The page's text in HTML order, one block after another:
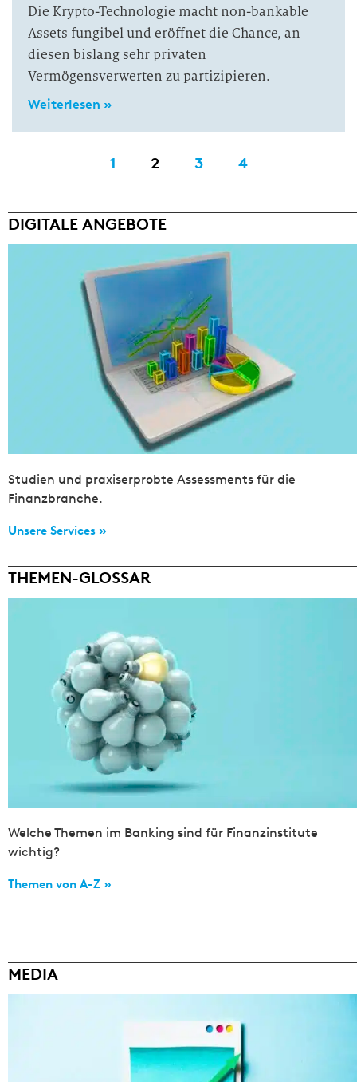
Die Krypto-Technologie macht non-bankable
Assets fungibel und eröffnet die Chance, an
diesen bislang sehr privaten
Vermögensverwerten zu partizipieren.
Weiterlesen »
1 2 3 4
DIGITALE ANGEBOTE
Studien und praxiserprobte Assessments für die
Finanzbranche.
Unsere Services »
THEMEN-GLOSSAR
Welche Themen im Banking sind für Finanzinstitute
wichtig?
Themen von A-Z »
MEDIA